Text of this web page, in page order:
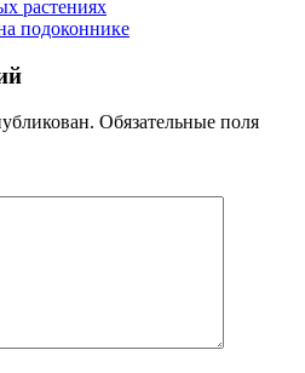
растениях
подоконнике
Обязательные поля